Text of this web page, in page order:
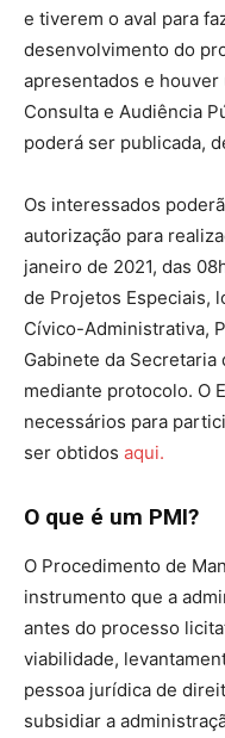
e tiverem o aval para
desenvolvimento do
apresentados e
Consulta e Audiência
poderá ser publicada,
Os interessados
autorização para
janeiro de 2021, das
de Projetos Especiais,
Cívico-Administrativa,
Gabinete da Secretaria
mediante protocolo. O
necessários para
ser obtidos aqui.
O que é um PMI?
O Procedimento de
instrumento que a
antes do processo
viabilidade,
pessoa jurídica de
subsidiar a